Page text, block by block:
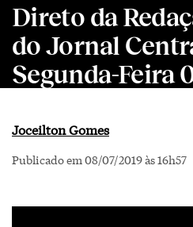
Direto da
do Jornal
Segunda-Feira
Joceilton Gomes
Publicado em 08/07/2019 às 16h57